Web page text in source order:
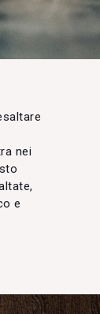
nei
e